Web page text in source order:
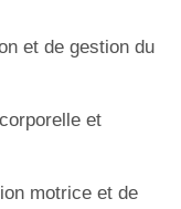
et de gestion du
et
motrice et de